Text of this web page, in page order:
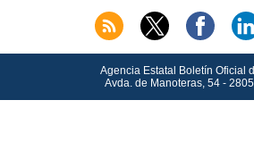
Agencia Estatal Boletín Oficial
Avda. de Manoteras, 54 -